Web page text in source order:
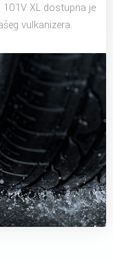
101V XL dostupna je
vulkanizera.